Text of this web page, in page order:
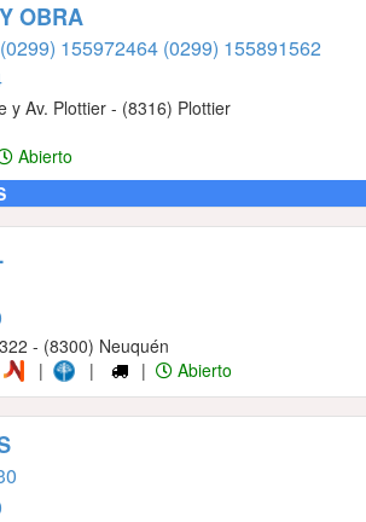
OBRA
(0299) 155972464 (0299) 155891562
y Av. Plottier - (8316) Plottier
Abierto
- (8300) Neuquén
| | | Abierto